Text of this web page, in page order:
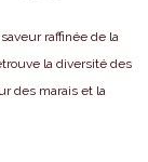
raffinée de la
la diversité des
des marais et la